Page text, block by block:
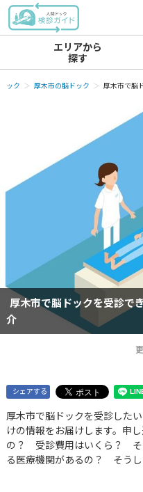
エリアから
探す
ック 厚木市の脳ドック 厚木市で脳
厚木市で脳ドックを受診で
介
シェアする
厚木市で脳ドックを受診した
けの情報をお届けします。申
の？ 受診費用はいくら？ そ
る医療機関があるの？ そうし